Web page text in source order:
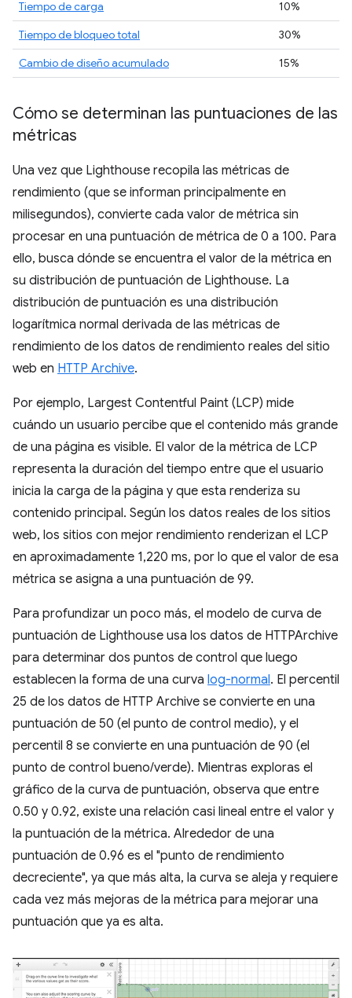
Tiempo de carga
10%
Tiempo de bloqueo total
30%
Cambio de diseño acumulado
15%
Cómo se determinan las puntuaciones de las
métricas
Una vez que Lighthouse recopila las métricas de
rendimiento (que se informan principalmente en
milisegundos), convierte cada valor de métrica sin
procesar en una puntuación de métrica de 0 a 100. Para
ello, busca dónde se encuentra el valor de la métrica en
su distribución de puntuación de Lighthouse. La
distribución de puntuación es una distribución
logarítmica normal derivada de las métricas de
rendimiento de los datos de rendimiento reales del sitio
web en HTTP Archive.
Por ejemplo, Largest Contentful Paint (LCP) mide
cuándo un usuario percibe que el contenido más grande
de una página es visible. El valor de la métrica de LCP
representa la duración del tiempo entre que el usuario
inicia la carga de la página y que esta renderiza su
contenido principal. Según los datos reales de los sitios
web, los sitios con mejor rendimiento renderizan el LCP
en aproximadamente 1,220 ms, por lo que el valor de esa
métrica se asigna a una puntuación de 99.
Para profundizar un poco más, el modelo de curva de
puntuación de Lighthouse usa los datos de HTTPArchive
para determinar dos puntos de control que luego
establecen la forma de una curva log-normal. El percentil
25 de los datos de HTTP Archive se convierte en una
puntuación de 50 (el punto de control medio), y el
percentil 8 se convierte en una puntuación de 90 (el
punto de control bueno/verde). Mientras exploras el
gráfico de la curva de puntuación, observa que entre
0.50 y 0.92, existe una relación casi lineal entre el valor y
la puntuación de la métrica. Alrededor de una
puntuación de 0.96 es el "punto de rendimiento
decreciente", ya que más alta, la curva se aleja y requiere
cada vez más mejoras de la métrica para mejorar una
puntuación que ya es alta.